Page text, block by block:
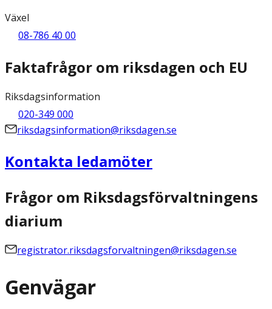
Växel
08-786 40 00
Faktafrågor om riksdagen och EU
Riksdagsinformation
020-349 000
riksdagsinformation@riksdagen.se
Kontakta ledamöter
Frågor om Riksdagsförvaltningens
diarium
registrator.riksdagsforvaltningen@riksdagen.se
Genvägar